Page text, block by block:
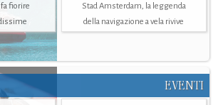
fiorire
Stad Amsterdam, la leggenda
della navigazione a vela rivive
EVENTI